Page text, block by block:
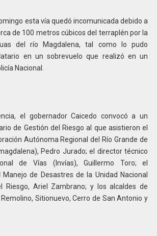
esta vía quedó incomunicada debido a
de 100 metros cúbicos del terraplén por la
del río Magdalena, tal como lo pudo
en un sobrevuelo que realizó en un
Nacional.
el gobernador Caicedo convocó a un
de Gestión del Riesgo al que asistieron el
Autónoma Regional del Río Grande de
Pedro Jurado; el director técnico
de Vías (Invías), Guillermo Toro; el
de Desastres de la Unidad Nacional
Riesgo, Ariel Zambrano; y los alcaldes de
Sitionuevo, Cerro de San Antonio y